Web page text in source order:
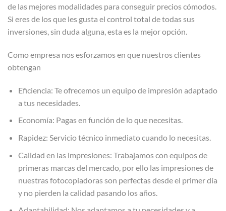
de las mejores modalidades para conseguir precios cómodos.
Si eres de los que les gusta el control total de todas sus
inversiones, sin duda alguna, esta es la mejor opción.
Como empresa nos esforzamos en que nuestros clientes
obtengan
Eficiencia: Te ofrecemos un equipo de impresión adaptado
a tus necesidades.
Economía: Pagas en función de lo que necesitas.
Rapidez: Servicio técnico inmediato cuando lo necesitas.
Calidad en las impresiones: Trabajamos con equipos de
primeras marcas del mercado, por ello las impresiones de
nuestras fotocopiadoras son perfectas desde el primer día
y no pierden la calidad pasando los años.